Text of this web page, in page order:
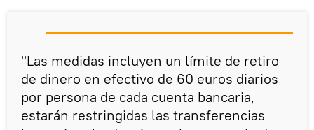
"Las medidas incluyen un límite de retiro
de dinero en efectivo de 60 euros diarios
por persona de cada cuenta bancaria,
estarán restringidas las transferencias